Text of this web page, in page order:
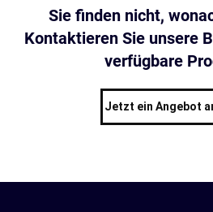
Sie finden nicht,
Kontaktieren Sie unsere
verfügbare
Jetzt ein Angebot